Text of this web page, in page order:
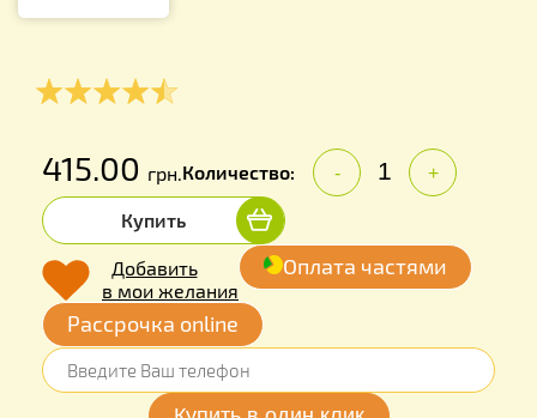
415.00 грн.Количество: - +
Купить
Добавить
в мои желания
Оплата частями
Рассрочка online